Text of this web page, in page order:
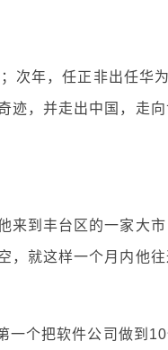
次年，任正非出任华为
迹，并走出中国，走向
来到丰台区的一家大市
，就这样一个月内他往
一个把软件公司做到10